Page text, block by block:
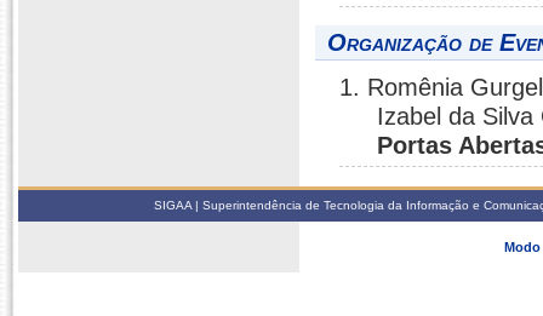
Organização de
1. Romênia
Izabel da
Portas
SIGAA | Superintendência de Tecnologia da Informação e
Modo